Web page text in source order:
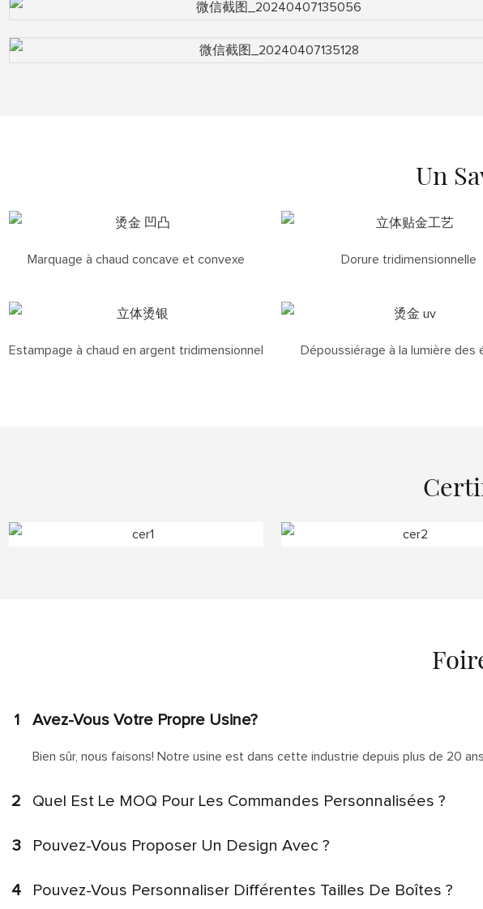
Un
Marquage à chaud concave et convexe Dorure tridimensionnelle
Estampage à chaud en argent tridimensionnel Dépoussiérage à la lumière des
1 Avez-Vous Votre Propre Usine?
Bien sûr, nous faisons! Notre usine est dans cette industrie depuis plus de 20
2 Quel Est Le MOQ Pour Les Commandes Personnalisées ?
3 Pouvez-Vous Proposer Un Design Avec ?
4 Pouvez-Vous Personnaliser Différentes Tailles De Boîtes ?